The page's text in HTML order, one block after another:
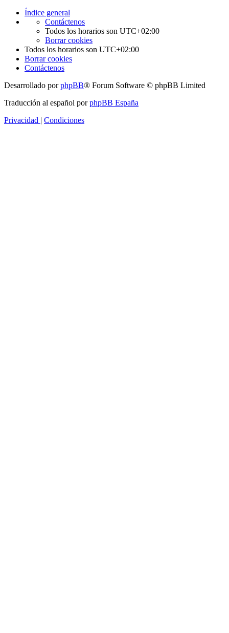
Índice general
Contáctenos
Todos los horarios son UTC+02:00
Borrar cookies
Todos los horarios son UTC+02:00
Borrar cookies
Contáctenos
Desarrollado porphpBB® Forum Software © phpBB Limited
Traducción al español porphpBB España
Privacidad
Condiciones